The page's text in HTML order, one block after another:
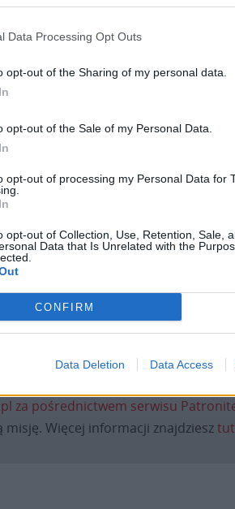
Data Processing Opt Outs
opt-out of the Sharing of my personal data.
opt-out of the Sale of my Personal Data.
opt-out of processing my Personal Data for
opt-out of Collection, Use, Retention, Sale,
Data that Is Unrelated with the
CONFIRM
Data Deletion Data Access
przy odświeżaniu nagrobków”
akcji.
wokół mogił zamontowała gustowne
kwiaty i krzewy. W przyszłości
zapomnianych
smutek, cierpienie,
doświadczenie. A skoro tak, to
Niebie czeka ich wszystko to, czego
Kokot.
tu dla Ciebie!
z życia Kościoła w Polsce i na
będzie coraz trudniejsze.
za pośrednictwem serwisu
misję. Więcej informacji znajdziesz